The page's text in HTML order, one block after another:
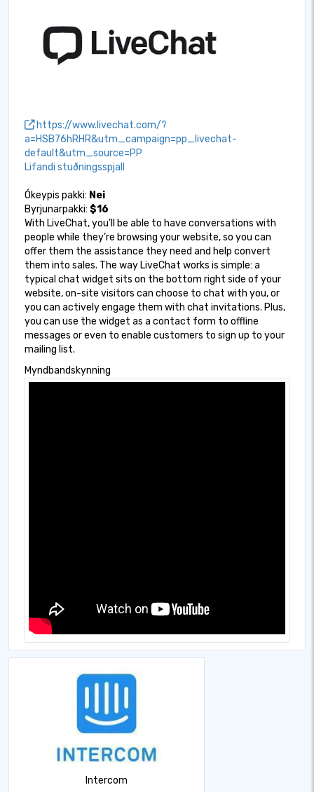
https://www.livechat.com/?
a=HSB76hRHR&utm_campaign=pp_livechat-
default&utm_source=PP
Lifandi stuðningsspjall
Ókeypis pakki: Nei
Byrjunarpakki: $16
With LiveChat, you’ll be able to have conversations with
people while they’re browsing your website, so you can
offer them the assistance they need and help convert
them into sales. The way LiveChat works is simple: a
typical chat widget sits on the bottom right side of your
website, on-site visitors can choose to chat with you, or
you can actively engage them with chat invitations. Plus,
you can use the widget as a contact form to offline
messages or even to enable customers to sign up to your
mailing list.
Myndbandskynning
Intercom